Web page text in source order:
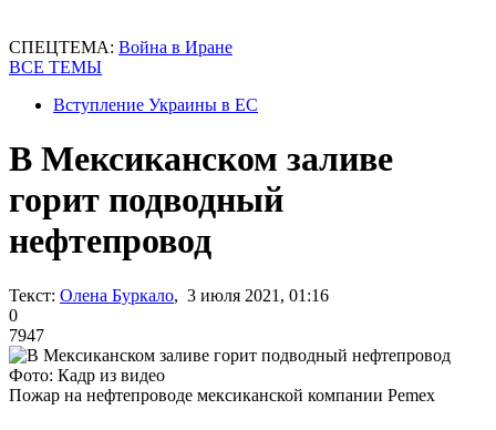
СПЕЦТЕМА: Война в Иране
ВСЕ ТЕМЫ
Вступление Украины в ЕС
В Мексиканском заливе
горит подводный
нефтепровод
Текст: Олена Буркало, 3 июля 2021, 01:16
0
7947
Фото: Кадр из видео
Пожар на нефтепроводе мексиканской компании Pemex